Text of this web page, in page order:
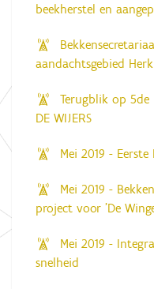
beekherstel en
aandachtsgebied
Terugblik op
DE WIJERS
Mei 2019 -
Mei 2019 -
project voor 'De
Mei 2019 -
snelheid